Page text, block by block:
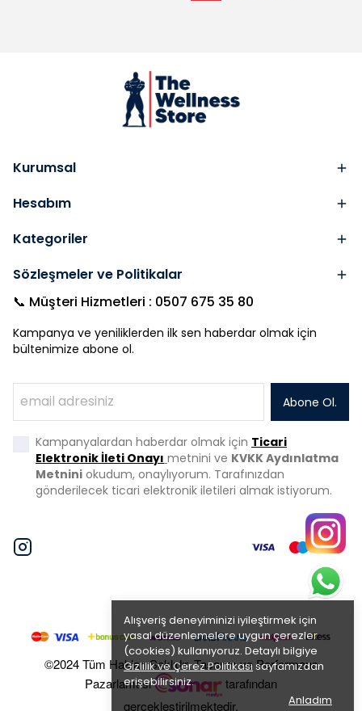
Alışveriş deneyiminizi iyileştirmek için
yasal düzenlemelere uygun çerezler
(cookies) kullanıyoruz. Detaylı bilgiye
Gizlilik ve Çerez Politikasısayfamızdan
erişebilirsiniz.
Anladım
Kurumsal
Hesabım
Kategoriler
Sözleşmeler ve Politikalar
📞 Müşteri Hizmetleri : 0507 675 35 80
Kampanya ve yeniliklerden ilk sen haberdar olmak için
bültenimize abone ol.
Abone Ol.
Kampanyalardan haberdar olmak için Ticari
Elektronik İleti Onayı metnini ve KVKK Aydınlatma
Metnini okudum, onaylıyorum. Tarafınızdan
gönderilecek ticari elektronik iletileri almak istiyorum.
©2024 Tüm Hakları Saklıdır. Tasarım ve Performans
Pazarlaması
tarafından
gerçekleştirilmektedir.